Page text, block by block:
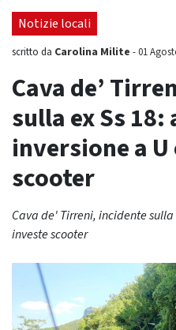
seduta
Notizie locali
scritto da Carolina Milite -01
Cava de’
sulla ex Ss 18:
inversione a
scooter
Cava de' Tirreni, incidente
investe scooter